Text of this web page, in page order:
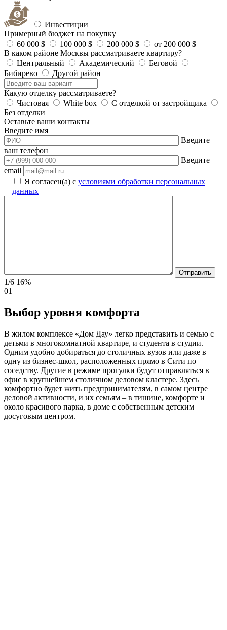
Инвестиции
Примерный бюджет на покупку
60 000 $
100 000 $ 200 000 $
от 200 000 $
В каком районе Москвы рассматриваете квартиру?
Центральный
Академический
Беговой
Бибирево
Другой район
Какую отделку рассматриваете?
Чистовая
White box
С отделкой от застройщика
Без отделки
Оставьте ваши контакты
Введите имя
Введите
ваш телефон
Введите
email
Я согласен(а) с условиями обработки персональных
данных
1/6 16%
01
Выбор уровня комфорта
В жилом комплексе «Дом Дау» легко представить и семью с
детьми в многокомнатной квартире, и студента в студии.
Одним удобно добираться до столичных вузов или даже в
одну из бизнес-школ, расположенных прямо в Сити по
соседству. Другие в режиме прогулки будут отправляться в
офис в крупнейшем столичном деловом кластере. Здесь
комфортно будет жить предпринимателям, в самом центре
деловой активности, и их семьям – в тишине, комфорте и
около красивого парка, в доме с собственным детским
досуговым центром.